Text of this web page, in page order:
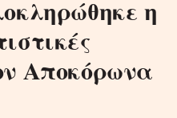
η
Αποκόρωνα